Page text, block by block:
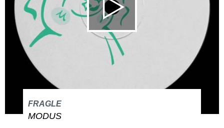
FRAGLE
MODUS